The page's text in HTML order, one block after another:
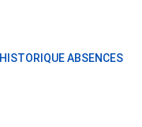
HISTORIQUE ABSENCES